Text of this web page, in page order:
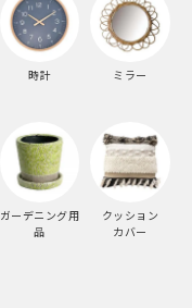
時計 ミラー
ガーデニング用
品
クッション
カバー